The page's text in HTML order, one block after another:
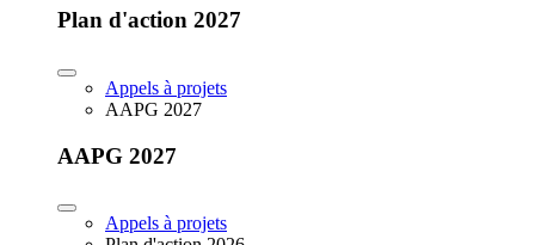
Plan d'action 2027
Appels à projets
AAPG 2027
AAPG 2027
Appels à projets